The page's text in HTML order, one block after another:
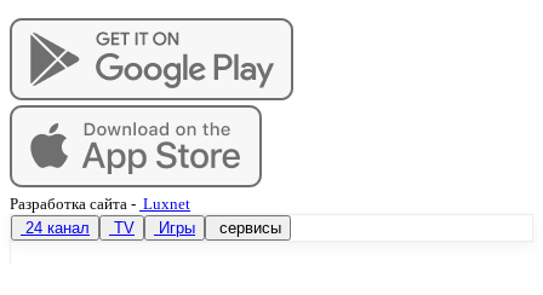
Разработка сайта - Luxnet
24 канал
TV Игры сервисы